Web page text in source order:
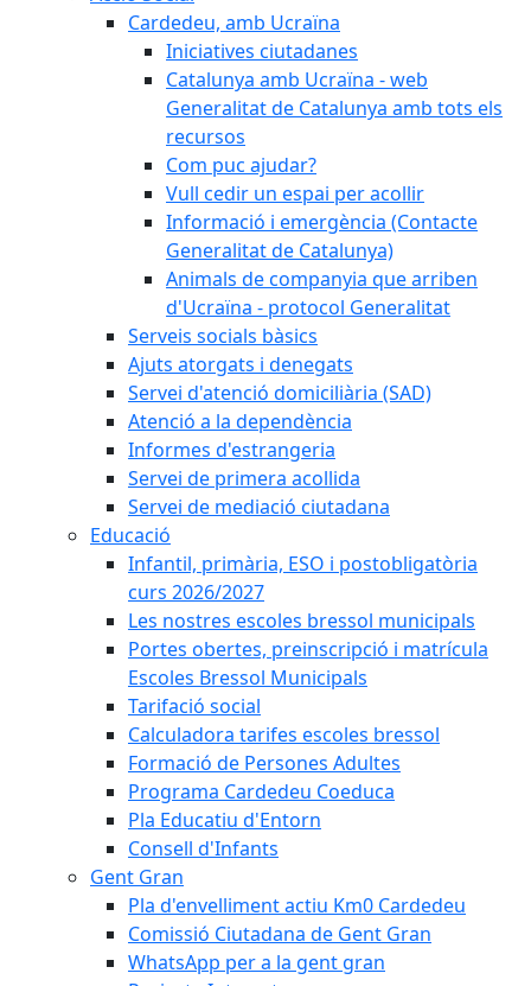
Cardedeu, amb Ucraïna
Iniciatives ciutadanes
Catalunya amb Ucraïna - web
Generalitat de Catalunya amb tots els
recursos
Com puc ajudar?
Vull cedir un espai per acollir
Informació i emergència (Contacte
Generalitat de Catalunya)
Animals de companyia que arriben
d'Ucraïna - protocol Generalitat
Serveis socials bàsics
Ajuts atorgats i denegats
Servei d'atenció domiciliària (SAD)
Atenció a la dependència
Informes d'estrangeria
Servei de primera acollida
Servei de mediació ciutadana
Educació
Infantil, primària, ESO i postobligatòria
curs 2026/2027
Les nostres escoles bressol municipals
Portes obertes, preinscripció i matrícula
Escoles Bressol Municipals
Tarifació social
Calculadora tarifes escoles bressol
Formació de Persones Adultes
Programa Cardedeu Coeduca
Pla Educatiu d'Entorn
Consell d'Infants
Gent Gran
Pla d'envelliment actiu Km0 Cardedeu
Comissió Ciutadana de Gent Gran
WhatsApp per a la gent gran